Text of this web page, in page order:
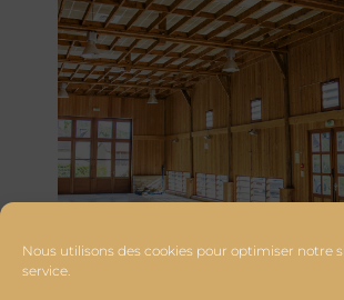
Nous utilisons des cookies pour optimiser notre
service.